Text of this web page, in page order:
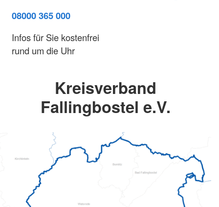
08000 365 000
Infos für Sie kostenfrei
rund um die Uhr
Kreisverband
Fallingbostel e.V.